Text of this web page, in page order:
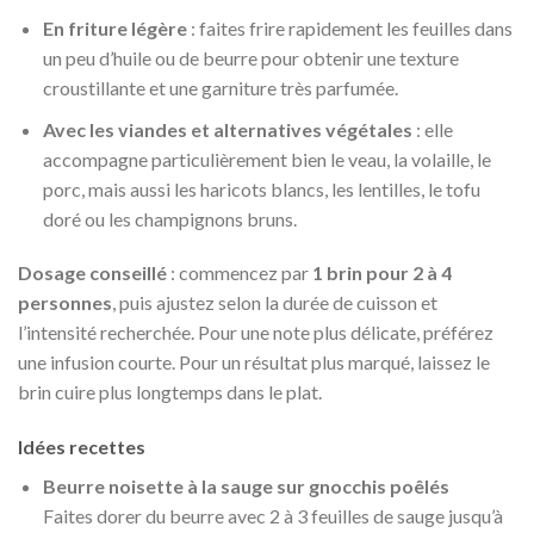
En friture légère: faites frire rapidement les feuilles dans
un peu d’huile ou de beurre pour obtenir une texture
croustillante et une garniture très parfumée.
Avec les viandes et alternatives végétales : elle
accompagne particulièrement bien le veau, la volaille, le
porc, mais aussi les haricots blancs, les lentilles, le tofu
doré ou les champignons bruns.
Dosage conseillé : commencez par 1 brin pour 2 à 4
personnes, puis ajustez selon la durée de cuisson et
l’intensité recherchée. Pour une note plus délicate, préférez
une infusion courte. Pour un résultat plus marqué, laissez le
brin cuire plus longtemps dans le plat.
Idées recettes
Beurre noisette à la sauge sur gnocchis poêlés
Faites dorer du beurre avec 2 à 3 feuilles de sauge jusqu’à